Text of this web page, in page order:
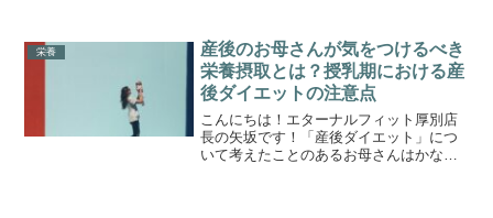
今回は、トレーニング中に意識したい免
疫ケアと風邪予防のための...
栄養
産後のお母さんが気をつけるべき
栄養摂取とは？授乳期における産
後ダイエットの注意点
こんにちは！エターナルフィット厚別店
長の矢坂です！「産後ダイエット」につ
いて考えたことのあるお母さんはかなり